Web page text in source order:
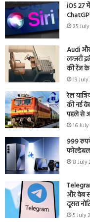
iOS 27
25
Audi और
लग्जरी
की रेंज
19
रेल
की नई
पहले से
16
999
8 July
और वेब
दूसरा
5 July